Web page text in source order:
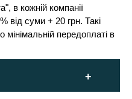
в кожній компанії
від суми + 20 грн. Такі
передоплаті в